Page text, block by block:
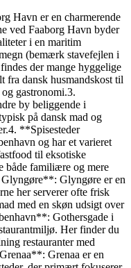
Havn er en charmerende
ved Faaborg Havn byder
i en maritim
(bemærk stavefejlen i
der mange hyggelige
fra dansk husmandskost til
gastronomi.3.
by beliggende i
på dansk mad og
**Spisesteder
og har et varieret
til eksotiske
både familiære og mere
Glyngøre**: Glyngøre er en
her serverer ofte frisk
med en skøn udsigt over
Gothersgade i
Her finder du
restauranter med
Grenaa er en